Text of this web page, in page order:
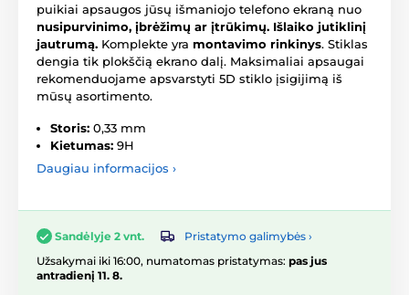
puikiai apsaugos jūsų išmaniojo telefono ekraną nuo
nusipurvinimo, įbrėžimų ar įtrūkimų. Išlaiko jutiklinį
jautrumą. Komplekte yra montavimo rinkinys. Stiklas
dengia tik plokščią ekrano dalį. Maksimaliai apsaugai
rekomenduojame apsvarstyti 5D stiklo įsigijimą iš
mūsų asortimento.
Storis: 0,33 mm
Kietumas: 9H
Daugiau informacijos ›
Sandėlyje 2 vnt.
Pristatymo galimybės ›
Užsakymai iki 16:00, numatomas pristatymas: pas jus
antradienį 11. 8.